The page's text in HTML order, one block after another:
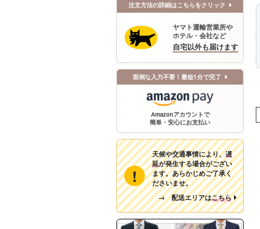
注文方法の詳細はこちらをクリック
ヤマト運輸営業所や
ホテル・会社など
自宅以外も届けます
面倒な入力不要！最短1分で完了
Amazonアカウントで
簡単・安心にお支払い
!
天候や交通事情により、遅
延が発生する場合がござい
ます。あらかじめご了承く
ださいませ。
→ 配送エリアはこちら